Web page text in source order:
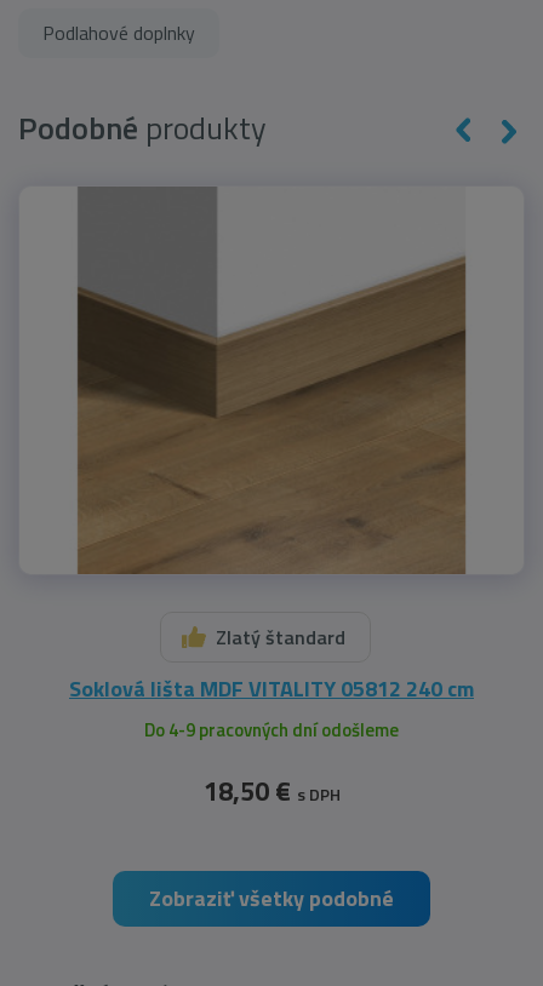
Podlahové doplnky
Podobné produkty
Zlatý štandard
Soklová lišta MDF VITALITY 05812 240 cm
Do 4-9 pracovných dní odošleme
18,50 € s DPH
Zobraziť všetky podobné